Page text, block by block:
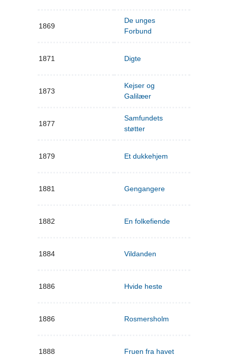
1869
De unges
Forbund
1871 Digte
1873
Kejser og
Galilæer
1877
Samfundets
støtter
1879 Et dukkehjem
1881 Gengangere
1882 En folkefiende
1884 Vildanden
1886 Hvide heste
1886 Rosmersholm
1888 Fruen fra havet